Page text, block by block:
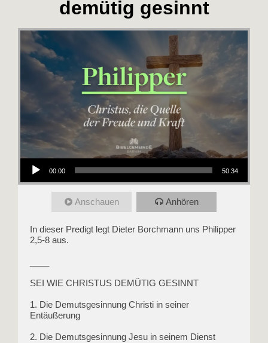
demütig gesinnt
Audio-Player
00:00 50:34
Anschauen Anhören
In dieser Predigt legt Dieter Borchmann uns Philipper
2,5-8 aus.
SEI WIE CHRISTUS DEMÜTIG GESINNT
1. Die Demutsgesinnung Christi in seiner
Entäußerung
2. Die Demutsgesinnung Jesu in seinem Dienst